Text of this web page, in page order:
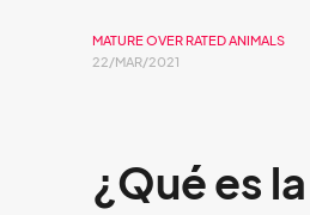
MATURE OVER RATED ANIMALS
22/MAR/2021
¿Qué es